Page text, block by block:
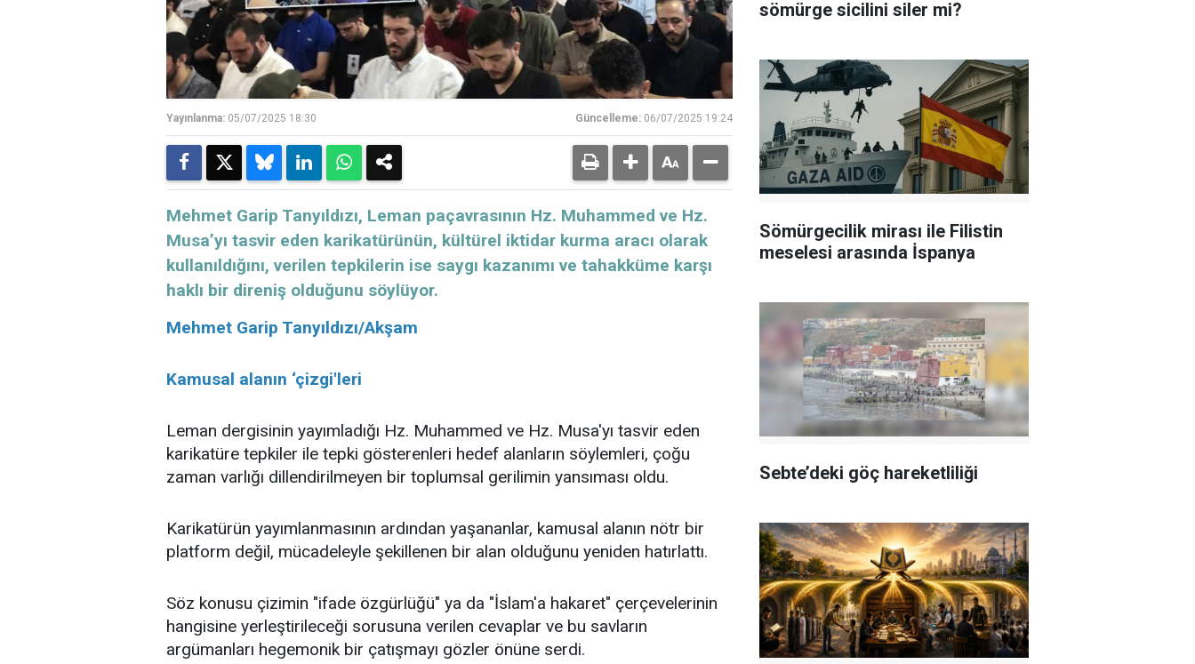
Yayınlanma: 05/07/2025 18:30 Güncelleme: 06/07/2025 19:24
Mehmet Garip Tanyıldızı, Leman paçavrasının Hz. Muhammed ve Hz.
Musa’yı tasvir eden karikatürünün, kültürel iktidar kurma aracı olarak
kullanıldığını, verilen tepkilerin ise saygı kazanımı ve tahakküme karşı
haklı bir direniş olduğunu söylüyor.
Mehmet Garip Tanyıldızı/Akşam
Kamusal alanın ‘çizgi'leri
Leman dergisinin yayımladığı Hz. Muhammed ve Hz. Musa'yı tasvir eden
karikatüre tepkiler ile tepki gösterenleri hedef alanların söylemleri, çoğu
zaman varlığı dillendirilmeyen bir toplumsal gerilimin yansıması oldu.
Karikatürün yayımlanmasının ardından yaşananlar, kamusal alanın nötr bir
platform değil, mücadeleyle şekillenen bir alan olduğunu yeniden hatırlattı.
Söz konusu çizimin "ifade özgürlüğü" ya da "İslam'a hakaret" çerçevelerinin
hangisine yerleştirileceği sorusuna verilen cevaplar ve bu savların
argümanları hegemonik bir çatışmayı gözler önüne serdi.
sömürge sicilini siler mi?
Sömürgecilik mirası ile Filistin
meselesi arasında İspanya
Sebte’deki göç hareketliliği